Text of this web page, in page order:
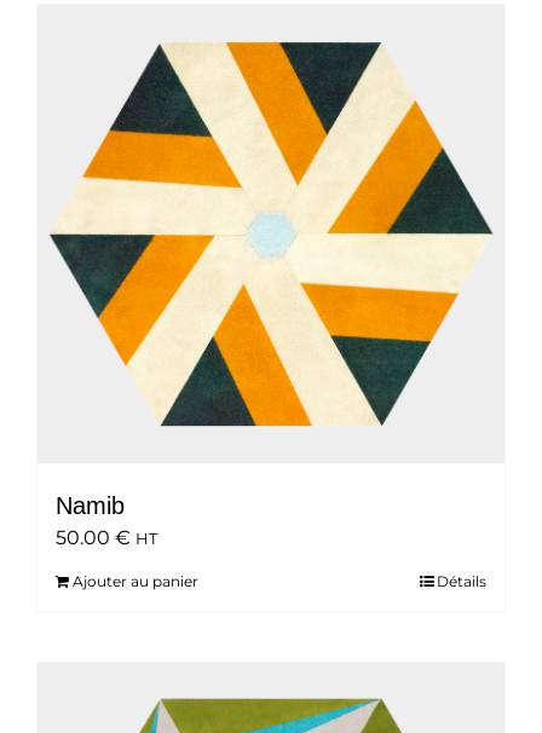
Namib
50.00 € HT
Ajouter au panier Détails